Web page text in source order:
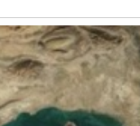
Història
Galeria de Presidents
Biblioteca Arxiu
Seu Social